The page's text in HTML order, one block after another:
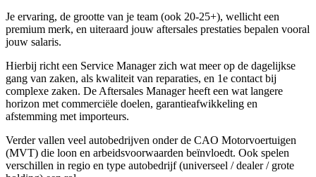
Je ervaring, de grootte van je team (ook 20-25+), wellicht een
premium merk, en uiteraard jouw aftersales prestaties bepalen vooral
jouw salaris.
Hierbij richt een Service Manager zich wat meer op de dagelijkse
gang van zaken, als kwaliteit van reparaties, en 1e contact bij
complexe zaken. De Aftersales Manager heeft een wat langere
horizon met commerciële doelen, garantieafwikkeling en
afstemming met importeurs.
Verder vallen veel autobedrijven onder de CAO Motorvoertuigen
(MVT) die loon en arbeidsvoorwaarden beïnvloedt. Ook spelen
verschillen in regio en type autobedrijf (universeel / dealer / grote